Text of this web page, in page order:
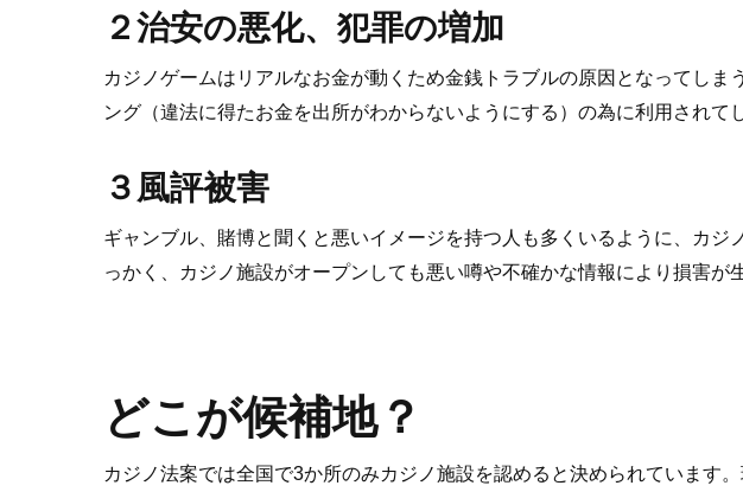
２治安の悪化、犯罪の増加
カジノゲームはリアルなお金が動くため金銭トラブルの原因となってしま
ング（違法に得たお金を出所がわからないようにする）の為に利用されて
３風評被害
ギャンブル、賭博と聞くと悪いイメージを持つ人も多くいるように、カ
っかく、カジノ施設がオープンしても悪い噂や不確かな情報により損害が
どこが候補地？
カジノ法案では全国で3か所のみカジノ施設を認めると決められています